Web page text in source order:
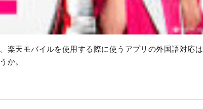
楽天モバイルを使用する際に使うアプリの外国語対応は
か。